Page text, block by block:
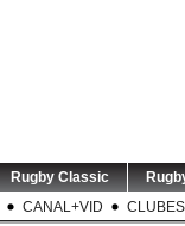
Rugby Classic
CANAL+VID CLUBES